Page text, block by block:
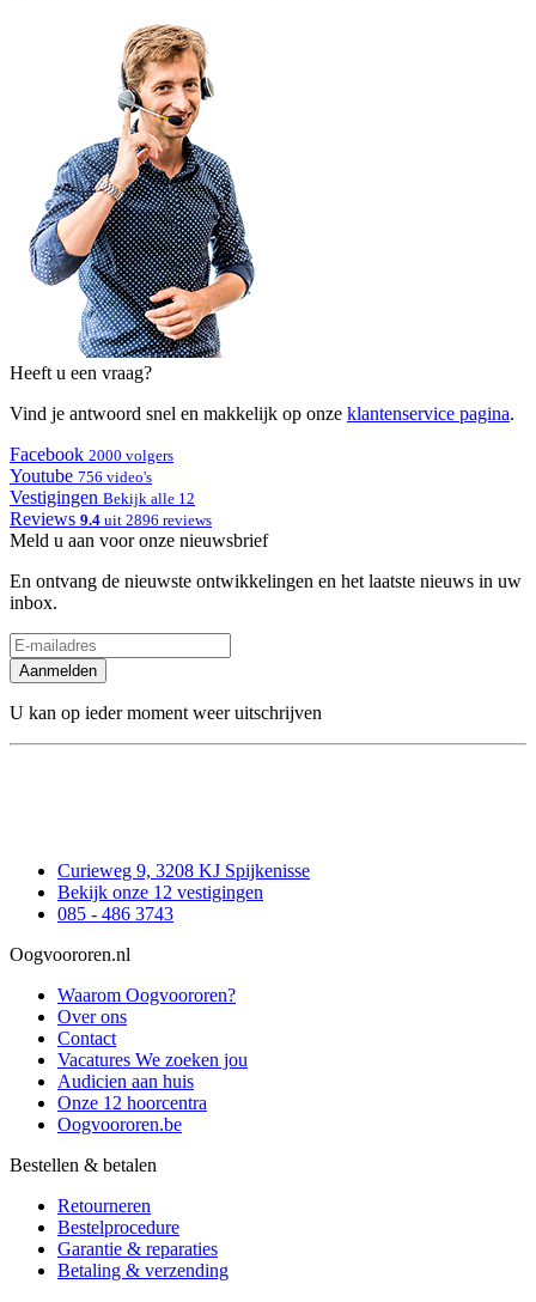
Heeft u een vraag?
Vind je antwoord snel en makkelijk op onze klantenservice pagina.
Facebook 2000 volgers
Youtube 756 video's
Vestigingen Bekijk alle 12
Reviews 9.4 uit 2896 reviews
Meld u aan voor onze nieuwsbrief
En ontvang de nieuwste ontwikkelingen en het laatste nieuws in uw
inbox.
Aanmelden
U kan op ieder moment weer uitschrijven
Curieweg 9, 3208 KJ Spijkenisse
Bekijk onze 12 vestigingen
085 - 486 3743
Oogvoororen.nl
Waarom Oogvoororen?
Over ons
Contact
Vacatures We zoeken jou
Audicien aan huis
Onze 12 hoorcentra
Oogvoororen.be
Bestellen & betalen
Retourneren
Bestelprocedure
Garantie & reparaties
Betaling & verzending